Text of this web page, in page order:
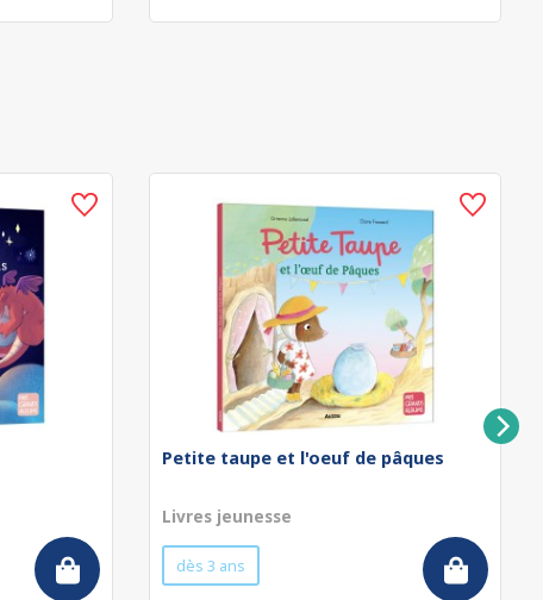
Petite taupe et l'oeuf de pâques
Livres jeunesse
dès 3 ans